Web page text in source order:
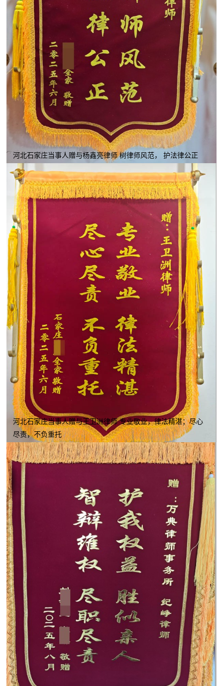
河北石家庄当事人赠与杨鑫亮律师 树律师风范， 护法律公正
河北石家庄当事人赠与王卫洲律师 专业敬业，律法精湛；尽心
尽责，不负重托